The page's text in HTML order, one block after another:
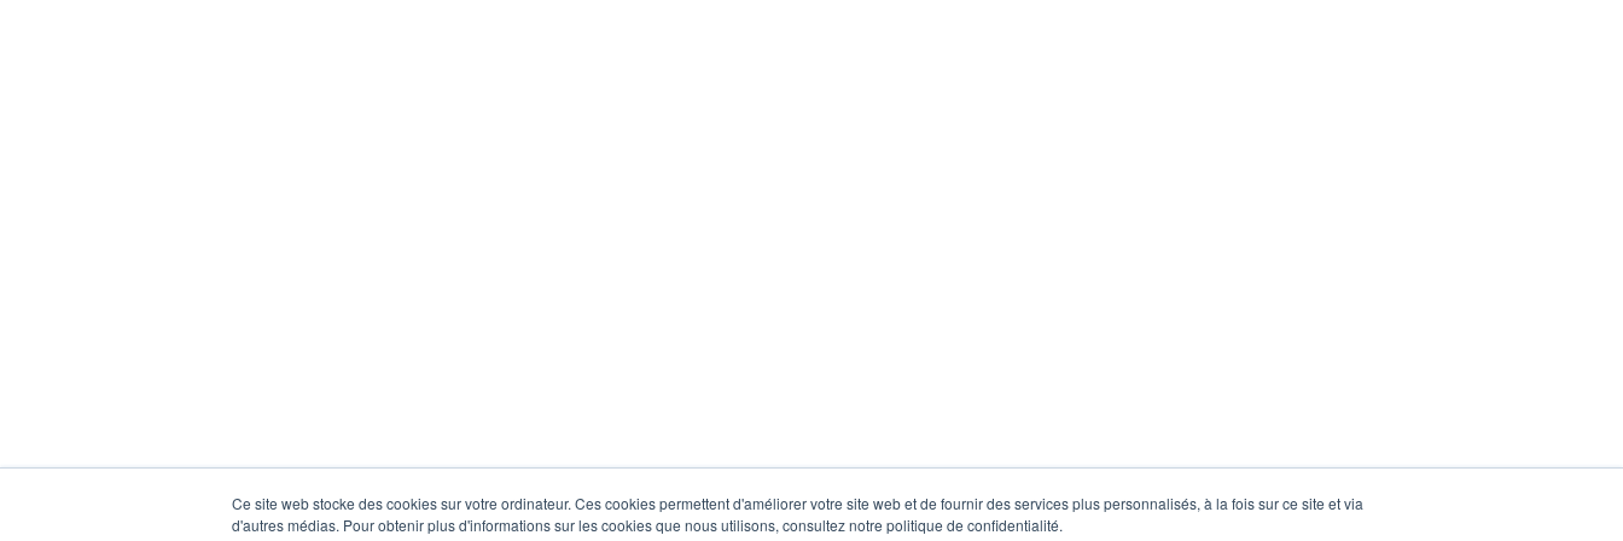
Ce site web stocke des cookies sur votre ordinateur. Ces cookies permettent d'améliorer votre site web et de fournir des services plus personnalisés, à la fois sur ce site et via
d'autres médias. Pour obtenir plus d'informations sur les cookies que nous utilisons, consultez notre politique de confidentialité.